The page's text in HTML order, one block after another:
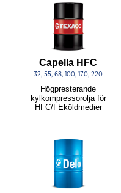
Capella HFC
32, 55, 68, 100, 170, 220
Högpresterande
kylkompressorolja för
HFC/FEköldmedier